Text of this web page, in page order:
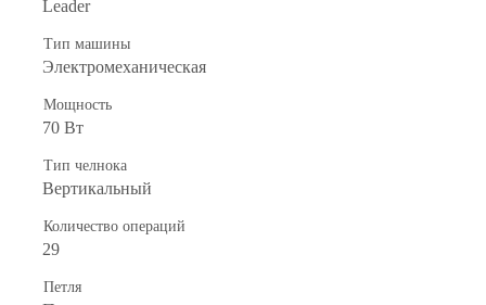
Leader
Тип машины
Электромеханическая
Мощность
70 Вт
Тип челнока
Вертикальный
Количество операций
29
Петля